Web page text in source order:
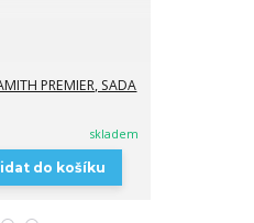
PREMIER, SADA
skladem
do košíku